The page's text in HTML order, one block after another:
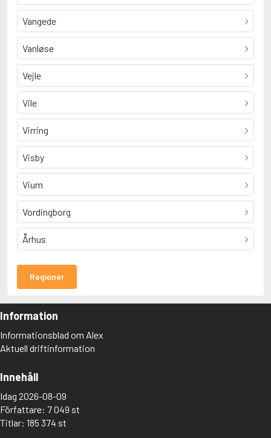
Vangede
Vanløse
Vejle
Vile
Virring
Visby
Vium
Vordingborg
Århus
Regioner
Information
Informationsblad om Alex
Aktuell driftinformation
Innehåll
Idag 2026-08-09
Författare: 7 049 st
Titlar: 185 374 st